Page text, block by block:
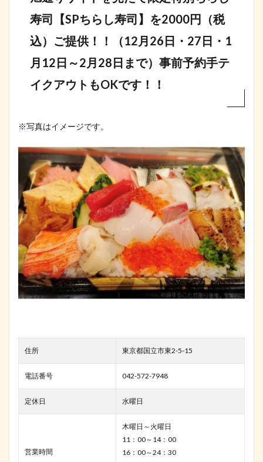
寿司【SPちらし寿司】を2000円（税
込）ご提供！！（12月26日・27日・1
月12日～2月28日まで）事前予約手テ
イクアウトもOKです！！
※写真はイメージです。
住所 東京都国立市東2-5-15
電話番号 042-572-7948
定休日 水曜日
営業時間
木曜日～火曜日
11：00～14：00
16：00～24：30